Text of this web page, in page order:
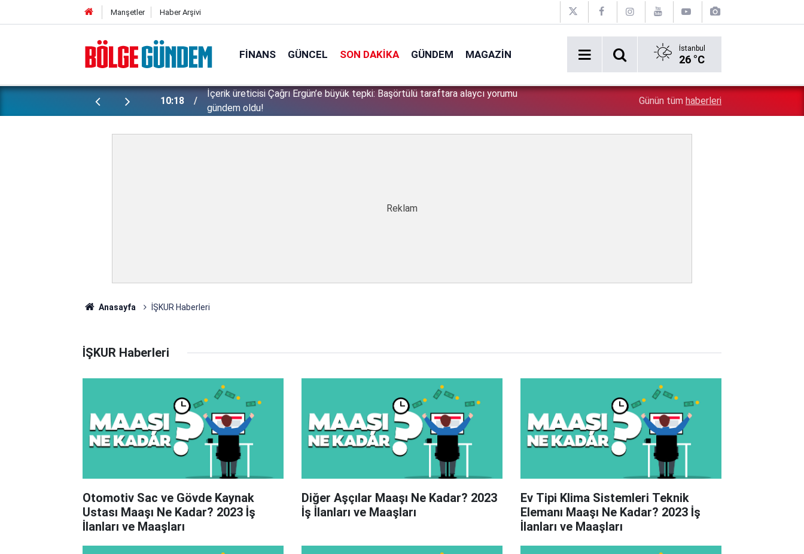
Manşetler Haber Arşivi
FINANS GÜNCEL SON DAKIKA GÜNDEM MAGAZIN İstanbul
26 °C
İçerik üreticisi Çağrı Ergün’e büyük tepki: Başörtülü taraftara alaycı yorumu
09:51
Bu sıcaklar yakıp kavuracak! Hafta sonu hava nasıl, bugün hava nasıl olacak?
İşte, 5 günlük hava durumu
Terörsüz Türkiye yasa teklifi TBMM Adalet
Günün tüm haberleri
Anasayfa İŞKUR Haberleri
İŞKUR Haberleri
Otomotiv Sac ve Gövde Kaynak
Ustası Maaşı Ne Kadar? 2023 İş
İlanları ve Maaşları
Diğer Aşçılar Maaşı Ne Kadar? 2023
İş İlanları ve Maaşları
Ev Tipi Klima Sistemleri Teknik
Elemanı Maaşı Ne Kadar? 2023 İş
İlanları ve Maaşları